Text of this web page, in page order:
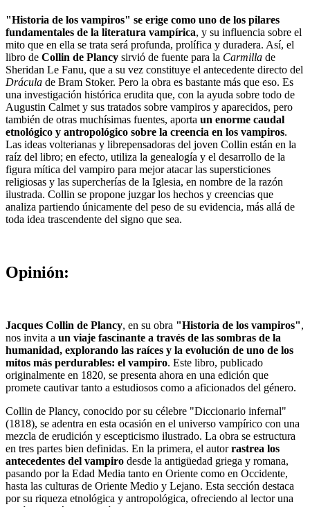
"Historia de los vampiros" se erige como uno de los pilares
fundamentales de la literatura vampírica, y su influencia sobre el
mito que en ella se trata será profunda, prolífica y duradera. Así, el
libro de Collin de Plancy sirvió de fuente para la Carmilla de
Sheridan Le Fanu, que a su vez constituye el antecedente directo del
Drácula de Bram Stoker. Pero la obra es bastante más que eso. Es
una investigación histórica erudita que, con la ayuda sobre todo de
Augustin Calmet y sus tratados sobre vampiros y aparecidos, pero
también de otras muchísimas fuentes, aporta un enorme caudal
etnológico y antropológico sobre la creencia en los vampiros.
Las ideas volterianas y librepensadoras del joven Collin están en la
raíz del libro; en efecto, utiliza la genealogía y el desarrollo de la
figura mítica del vampiro para mejor atacar las supersticiones
religiosas y las supercherías de la Iglesia, en nombre de la razón
ilustrada. Collin se propone juzgar los hechos y creencias que
analiza partiendo únicamente del peso de su evidencia, más allá de
toda idea trascendente del signo que sea.
Opinión:
Jacques Collin de Plancy, en su obra "Historia de los vampiros",
nos invita a un viaje fascinante a través de las sombras de la
humanidad, explorando las raíces y la evolución de uno de los
mitos más perdurables: el vampiro. Este libro, publicado
originalmente en 1820, se presenta ahora en una edición que
promete cautivar tanto a estudiosos como a aficionados del género.
Collin de Plancy, conocido por su célebre "Diccionario infernal"
(1818), se adentra en esta ocasión en el universo vampírico con una
mezcla de erudición y escepticismo ilustrado. La obra se estructura
en tres partes bien definidas. En la primera, el autorrastrea los
antecedentes del vampiro desde la antigüedad griega y romana,
pasando por la Edad Media tanto en Oriente como en Occidente,
hasta las culturas de Oriente Medio y Lejano. Esta sección destaca
por su riqueza etnológica y antropológica, ofreciendo al lector una